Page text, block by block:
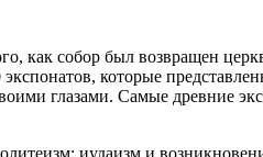
как собор был возвращен
которые
глазами. Самые древние
иудаизм и